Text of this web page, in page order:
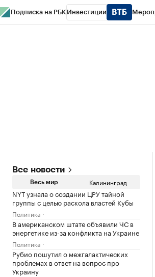
Подписка на РБК Инвестиции
Все новости
Весь мир Калининград
NYT узнала о создании ЦРУ тайной
группы с целью раскола властей Кубы
Политика
В американском штате объявили ЧС в
энергетике из-за конфликта на Украине
Политика
Рубио пошутил о межгалактических
проблемах в ответ на вопрос про
Украину